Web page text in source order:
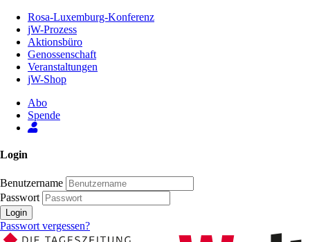
Inhalt
Seite
Rosa-Luxemburg-Konferenz
jW-Prozess
Aktionsbüro
Genossenschaft
Veranstaltungen
jW-Shop
Abo
Spende
Login
Benutzername
Passwort
Login
Passwort vergessen?